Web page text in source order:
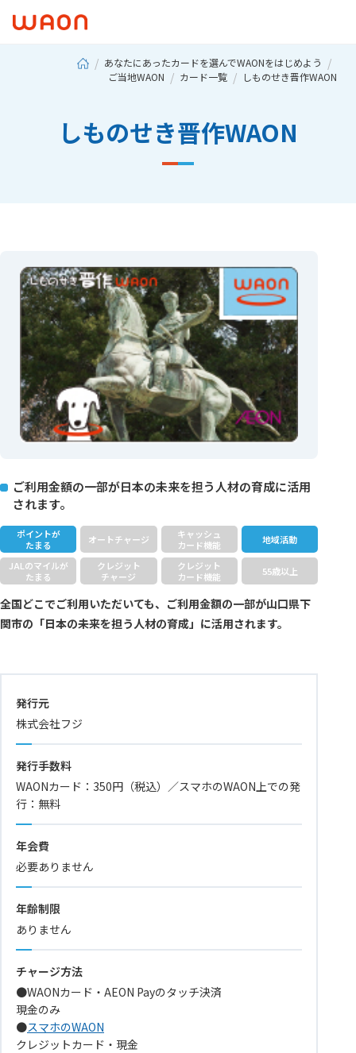
あなたにあったカードを選んでWAONをはじめよう
ご当地WAON
カード一覧 しものせき晋作WAON
しものせき晋作WAON
ご利用金額の一部が日本の未来を担う人材の育成に活用
されます。
ポイントが
たまる
オートチャージ
キャッシュ
カード機能
地域活動
JALのマイルが
たまる
クレジット
チャージ
クレジット
カード機能
55歳以上
全国どこでご利用いただいても、ご利用金額の一部が山口県下
関市の「日本の未来を担う人材の育成」に活用されます。
発行元
株式会社フジ
発行手数料
WAONカード：350円（税込）／スマホのWAON上での発
行：無料
年会費
必要ありません
年齢制限
ありません
チャージ方法
●WAONカード・AEON Payのタッチ決済
現金のみ
●スマホのWAON
クレジットカード・現金